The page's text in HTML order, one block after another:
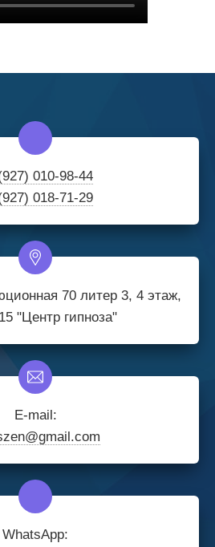
010-98-44
018-71-29
70 литер 3, 4 этаж,
"Центр гипноза"
E-mail:
WhatsApp: